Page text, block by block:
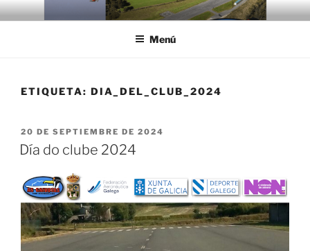
Saltar
al
AS GAIVOTAS
Club de Vuelo As Gaivotas
Menú
ETIQUETA: DIA_DEL_CLUB_2024
PUBLICADO
EL
20 DE SEPTIEMBRE DE 2024
Día do clube 2024